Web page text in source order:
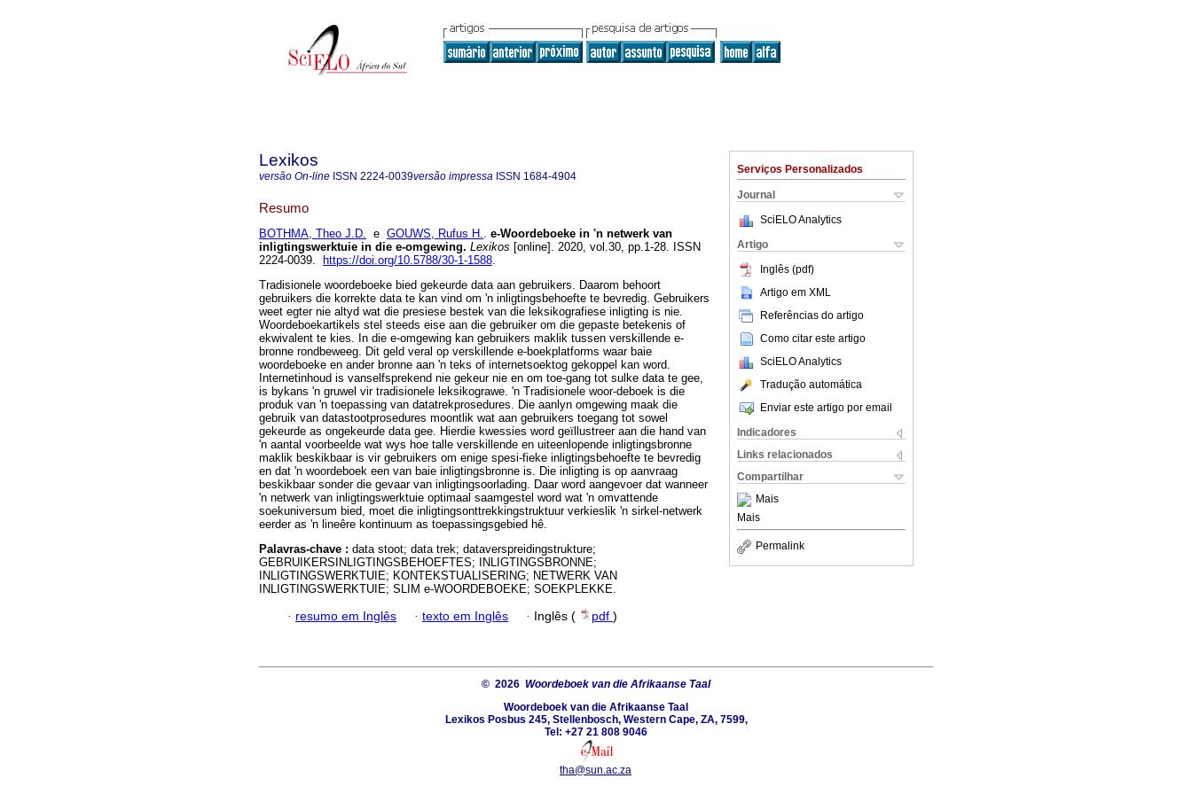
Serviços Personalizados
Journal
SciELO Analytics
Artigo
Inglês (pdf)
Artigo em XML
Referências do artigo
Como citar este artigo
SciELO Analytics
Tradução automática
Enviar este artigo por email
Indicadores
Links relacionados
Compartilhar
Mais
Mais
Permalink
Lexikos
versão On-line ISSN 2224-0039versão impressa ISSN 1684-4904
Resumo
BOTHMA, Theo J.D. e GOUWS, Rufus H.. e-Woordeboeke in 'n netwerk van
inligtingswerktuie in die e-omgewing. Lexikos [online]. 2020, vol.30, pp.1-28. ISSN
2224-0039.
https://doi.org/10.5788/30-1-1588.
Tradisionele woordeboeke bied gekeurde data aan gebruikers. Daarom behoort
gebruikers die korrekte data te kan vind om 'n inligtingsbehoefte te bevredig. Gebruikers
weet egter nie altyd wat die presiese bestek van die leksikografiese inligting is nie.
Woordeboekartikels stel steeds eise aan die gebruiker om die gepaste betekenis of
ekwivalent te kies. In die e-omgewing kan gebruikers maklik tussen verskillende e-
bronne rondbeweeg. Dit geld veral op verskillende e-boekplatforms waar baie
woordeboeke en ander bronne aan 'n teks of internetsoektog gekoppel kan word.
Internetinhoud is vanselfsprekend nie gekeur nie en om toe-gang tot sulke data te gee,
is bykans 'n gruwel vir tradisionele leksikograwe. 'n Tradisionele woor-deboek is die
produk van 'n toepassing van datatrekprosedures. Die aanlyn omgewing maak die
gebruik van datastootprosedures moontlik wat aan gebruikers toegang tot sowel
gekeurde as ongekeurde data gee. Hierdie kwessies word geïllustreer aan die hand van
'n aantal voorbeelde wat wys hoe talle verskillende en uiteenlopende inligtingsbronne
maklik beskikbaar is vir gebruikers om enige spesi-fieke inligtingsbehoefte te bevredig
en dat 'n woordeboek een van baie inligtingsbronne is. Die inligting is op aanvraag
beskikbaar sonder die gevaar van inligtingsoorlading. Daar word aangevoer dat wanneer
'n netwerk van inligtingswerktuie optimaal saamgestel word wat 'n omvattende
soekuniversum bied, moet die inligtingsonttrekkingstruktuur verkieslik 'n sirkel-netwerk
eerder as 'n lineêre kontinuum as toepassingsgebied hê.
Palavras-chave : data stoot; data trek; dataverspreidingstrukture;
GEBRUIKERSINLIGTINGSBEHOEFTES; INLIGTINGSBRONNE;
INLIGTINGSWERKTUIE; KONTEKSTUALISERING; NETWERK VAN
INLIGTINGSWERKTUIE; SLIM e-WOORDEBOEKE; SOEKPLEKKE.
· resumo em Inglês · texto em Inglês · Inglês ( pdf )
© 2026 Woordeboek van die Afrikaanse Taal
Woordeboek van die Afrikaanse Taal
Lexikos Posbus 245, Stellenbosch, Western Cape, ZA, 7599,
Tel: +27 21 808 9046
tha@sun.ac.za